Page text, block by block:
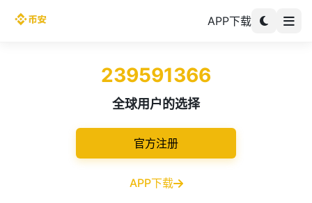
APP下载
239591366
全球用户的选择
官方注册
APP下载